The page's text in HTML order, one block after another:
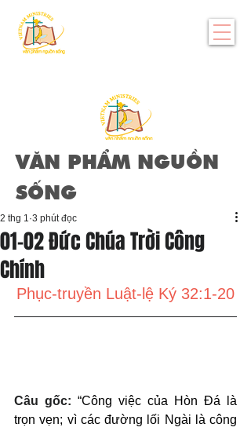
VĂN PHẨM NGUỒN
SỐNG
01-02 Đức Chúa Trời Công
Chính
2 thg 1 3 phút đọc
Phục-truyền Luật-lệ Ký 32:1-20
Câu gốc: “Công việc của Hòn Đá là
trọn vẹn; vì các đường lối Ngài là công